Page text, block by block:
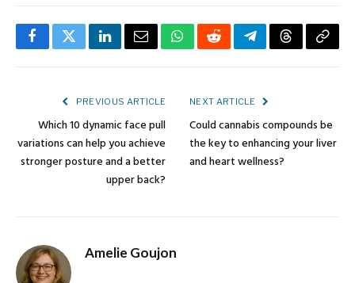
FacebookTwitterLinkedInEmailWhatsApp
RedditTelegramThreadsCopy
PREVIOUS ARTICLE
Which 10 dynamic face pull
variations can help you achieve
stronger posture and a better
upper back?
NEXT ARTICLE
Could cannabis compounds be
the key to enhancing your liver
and heart wellness?
Amelie Goujon